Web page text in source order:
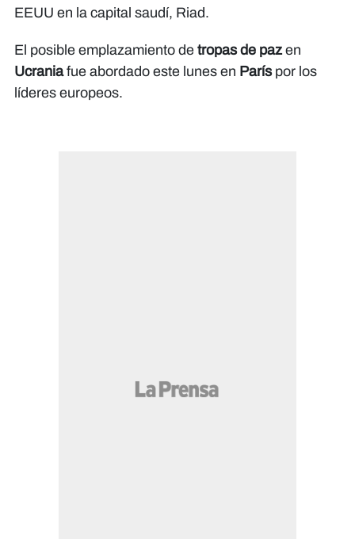
EEUU en la capital saudí, Riad.
El posible emplazamiento de tropas de pazen
Ucraniafue abordado este lunes en Paríspor los
líderes europeos.